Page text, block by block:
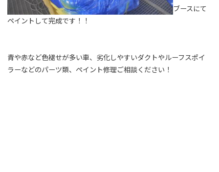
ブースにて
ペイントして完成です！！
青や赤など色褪せが多い車、劣化しやすいダクトやルーフスポイ
ラーなどのパーツ類、ペイント修理ご相談ください！